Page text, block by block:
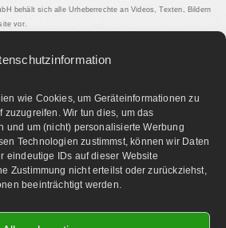
wie Cookies, um Geräteinformationen zu
Wir tun dies, um das
und um (nicht) personalisierte Werbung
Technologien zustimmst, können wir Daten
eindeutige IDs auf dieser Website
Zustimmung nicht erteilst oder zurückziehst,
beeinträchtigt werden.
behält sich alle Urheberrechte an Videos, Texten, Bildern
vor.